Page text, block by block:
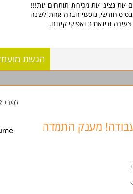
ות נציגי /ות מכירות תותחים /ות!!!
בסיס חודשי, נופשי חברה אחת לשנה
ודינאמית ואפיקי קידום.
20,000 ש"ח), אין תקרת שכר!!!
רעב /ה להצליח,
הגשת
לפני 12 שעות
שעות עבודה! מענק התמדה